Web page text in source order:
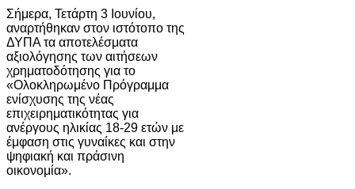
Σήμερα, Τετάρτη 3 Ιουνίου,
αναρτήθηκαν στον ιστότοπο της
ΔΥΠΑ τα αποτελέσματα
αξιολόγησης των αιτήσεων
χρηματοδότησης για το
«Ολοκληρωμένο Πρόγραμμα
ενίσχυσης της νέας
επιχειρηματικότητας για
ανέργους ηλικίας 18-29 ετών με
έμφαση στις γυναίκες και στην
ψηφιακή και πράσινη
οικονομία».